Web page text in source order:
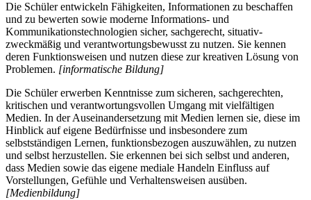
Die Schüler entwickeln Fähigkeiten, Informationen zu beschaffen
und zu bewerten sowie moderne Informations- und
Kommunikationstechnologien sicher, sachgerecht, situativ-
zweckmäßig und verantwortungsbewusst zu nutzen. Sie kennen
deren Funktionsweisen und nutzen diese zur kreativen Lösung von
Problemen. [informatische Bildung]
Die Schüler erwerben Kenntnisse zum sicheren, sachgerechten,
kritischen und verantwortungsvollen Umgang mit vielfältigen
Medien. In der Auseinandersetzung mit Medien lernen sie, diese im
Hinblick auf eigene Bedürfnisse und insbesondere zum
selbstständigen Lernen, funktionsbezogen auszuwählen, zu nutzen
und selbst herzustellen. Sie erkennen bei sich selbst und anderen,
dass Medien sowie das eigene mediale Handeln Einfluss auf
Vorstellungen, Gefühle und Verhaltensweisen ausüben.
[Medienbildung]